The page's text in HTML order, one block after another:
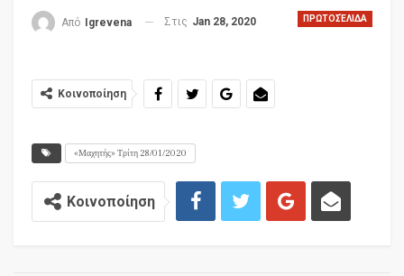
ΠΡΩΤΟΣΈΛΙΔΑ
Από Igrevena Στις Jan 28, 2020
Κοινοποίηση
«Μαχητής» Τρίτη 28/01/2020
Κοινοποίηση